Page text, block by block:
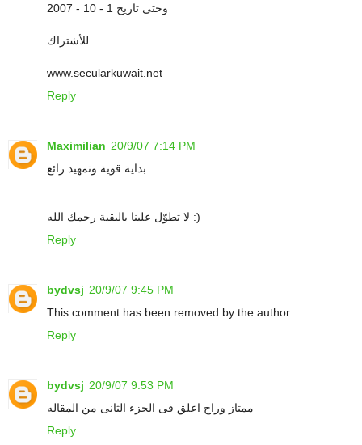
وحتى تاريخ 1 - 10 - 2007
للأشتراك
www.secularkuwait.net
Reply
Maximilian 20/9/07 7:14 PM
بداية قوية وتمهيد رائع
لا تطوّل علينا بالبقية رحمك الله :)
Reply
bydvsj 20/9/07 9:45 PM
This comment has been removed by the author.
Reply
bydvsj 20/9/07 9:53 PM
ممتاز وراح اعلق فى الجزء الثانى من المقاله
Reply